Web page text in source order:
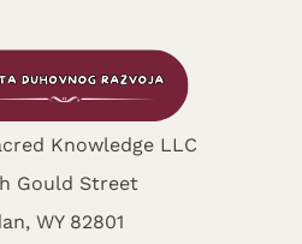
Knowledge LLC
Gould Street
WY 82801